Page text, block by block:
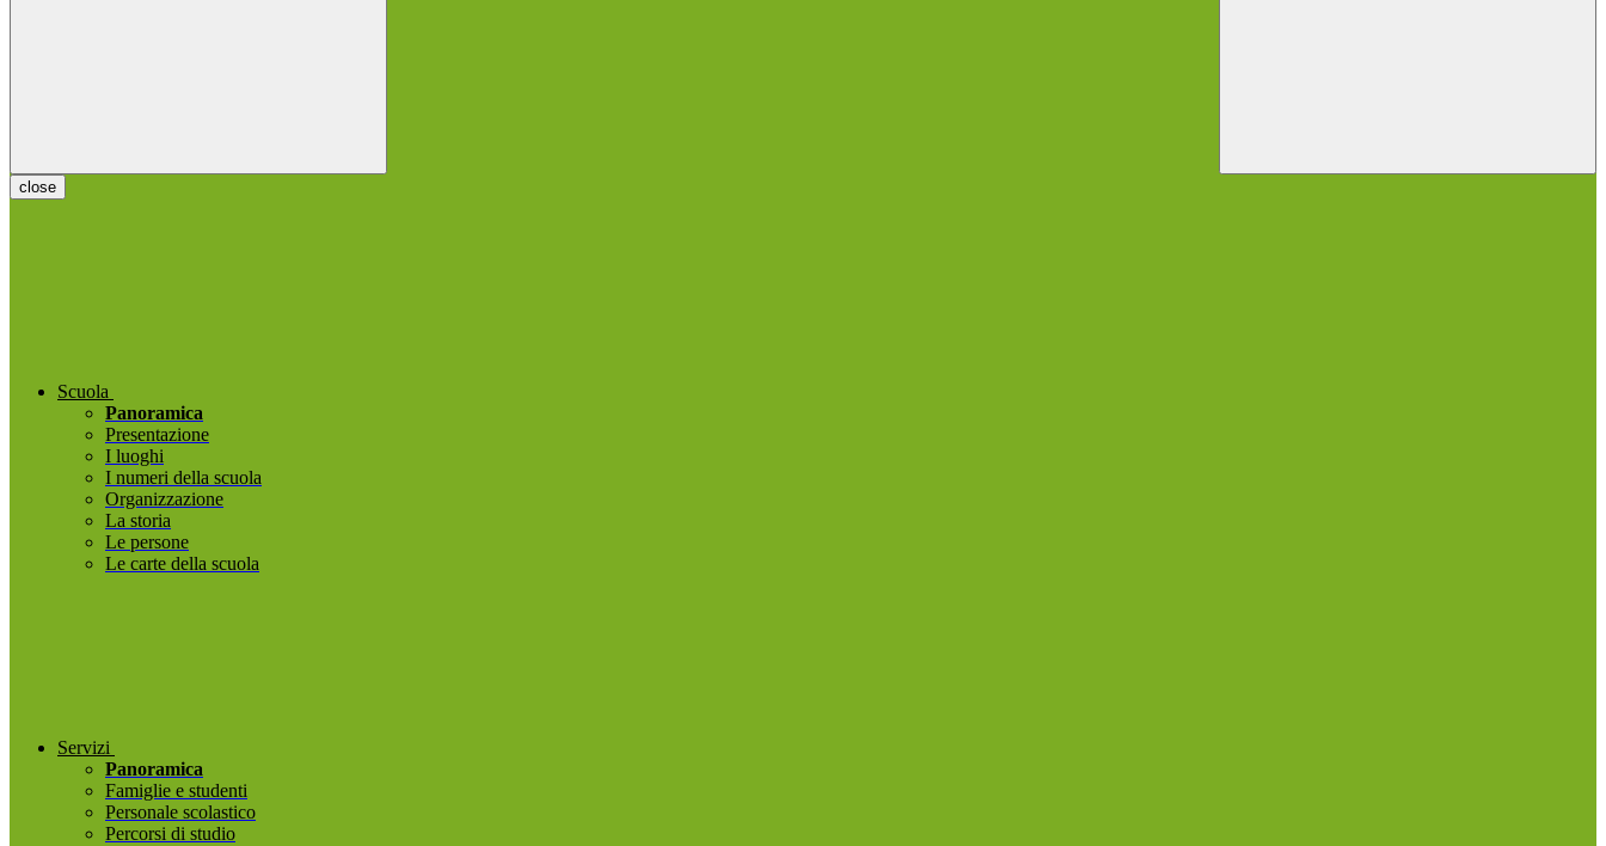
close
Scuola
Panoramica
Presentazione
I luoghi
I numeri della scuola
Organizzazione
La storia
Le persone
Le carte della scuola
Servizi
Panoramica
Famiglie e studenti
Personale scolastico
Percorsi di studio